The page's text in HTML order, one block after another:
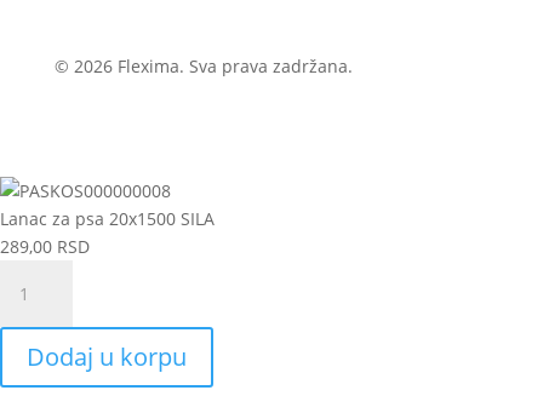
© 2026 Flexima. Sva prava zadržana.
Lanac za psa 20x1500 SILA
289,00 RSD
psa
20x1500
SILA
Dodaj u korpu